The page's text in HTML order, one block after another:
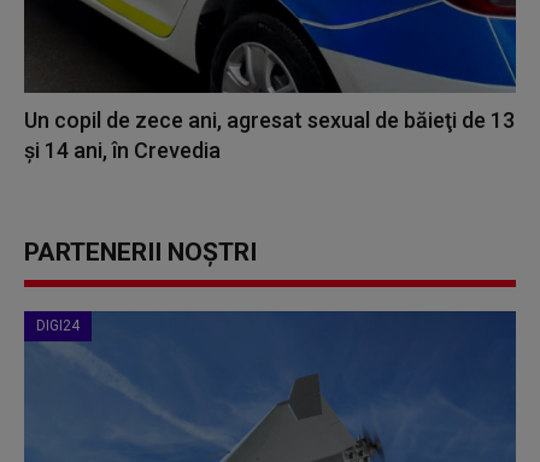
Un copil de zece ani, agresat sexual de băieţi de 13
şi 14 ani, în Crevedia
PARTENERII NOȘTRI
DIGI24